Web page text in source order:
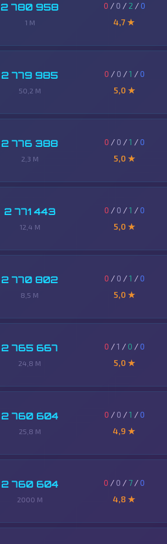
2 780 958
1 M
0 / 0 / 2 /0
4,7 ★
2 779 985
50,2 M
0 / 0 /1 /0
5,0 ★
2 776 388
2,3 M
0 / 0 /1 /0
5,0 ★
2 771 443
12,4 M
0 / 0 /1 /0
5,0 ★
2 770 802
8,5 M
0 / 0 /1 /0
5,0 ★
2 765 667
24,8 M
0 /1 / 0 /0
5,0 ★
2 760 604
25,8 M
0 / 0 /1 /0
4,9 ★
2 760 604
2000 M
0 / 0 / 7 /0
4,8 ★